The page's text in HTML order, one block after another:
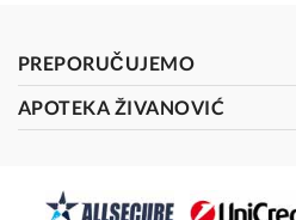
PREPORUČUJEMO
APOTEKA ŽIVANOVIĆ